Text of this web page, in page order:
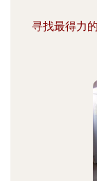
寻找最得力